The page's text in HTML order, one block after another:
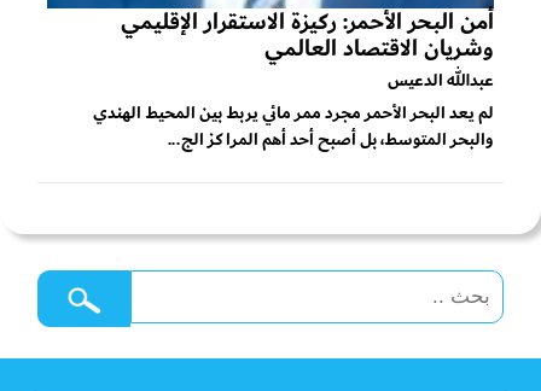
أمن البحر الأحمر: ركيزة الاستقرار الإقليمي
وشريان الاقتصاد العالمي
عبدالله الدعيس
لم يعد البحر الأحمر مجرد ممر مائي يربط بين المحيط الهندي
والبحر المتوسط، بل أصبح أحد أهم المراكز الج...